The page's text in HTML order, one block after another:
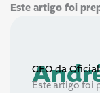
Este artigo foi
CEO da
Este artigo foi